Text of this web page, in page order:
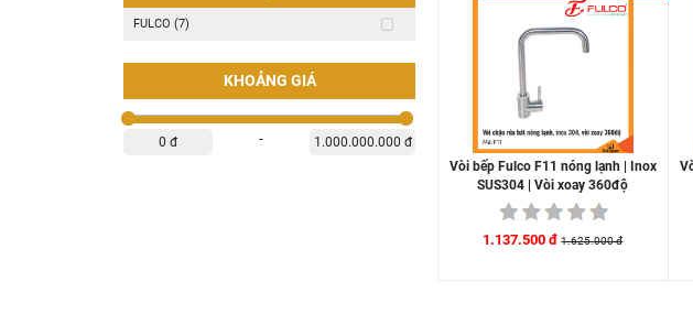
Vòi Bếp Hafele
Vòi Bếp Viglacera
Vòi Bếp Korest
Vòi bếp Rangos
FULCO (7)
KHOẢNG GIÁ
0 đ - 1.000.000.000 đ
Vòi bếp Fulco F11 nóng lạnh | Inox
SUS304 | Vòi xoay 360độ
1.137.500 đ 1.625.000 đ